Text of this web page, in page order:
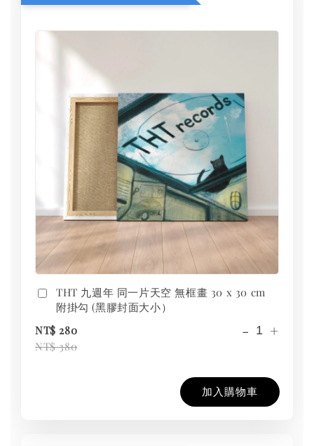
THT 九週年 同一片天空 無框畫 30 x 30 cm
附掛勾 (黑膠封面大小）
NT$ 280
NT$ 380
- +
加入購物車